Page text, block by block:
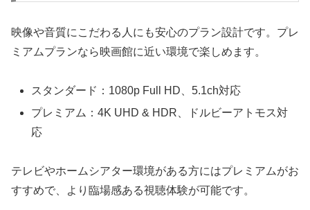
映像や音質にこだわる人にも安心のプラン設計です。プレ
ミアムプランなら映画館に近い環境で楽しめます。
スタンダード：1080p Full HD、5.1ch対応
プレミアム：4K UHD & HDR、ドルビーアトモス対
応
テレビやホームシアター環境がある方にはプレミアムがお
すすめで、より臨場感ある視聴体験が可能です。